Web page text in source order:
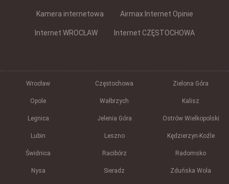
Kamera internetowa Airmax Internet Opinie
Internet WROCŁAW Internet CZĘSTOCHOWA
Wrocław Częstochowa Zielona Góra
Opole Wałbrzych Kalisz
Legnica Jelenia Góra Ostrów Wielkopolski
Lubin Leszno Kędzierzyn-Koźle
Świdnica Racibórz Radomsko
Nysa Sieradz Zduńska Wola